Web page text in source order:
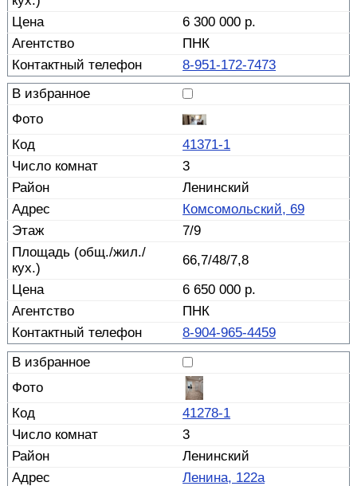
6 300 000 р.
ПНК
8-951-172-7473
41371-1
3
Ленинский
Комсомольский, 69
7/9
66,7/48/7,8
6 650 000 р.
ПНК
8-904-965-4459
41278-1
3
Ленинский
Ленина, 122а